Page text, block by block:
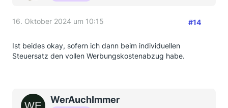
16. Oktober 2024 um 10:15 #14
Ist beides okay, sofern ich dann beim individuellen
Steuersatz den vollen Werbungskostenabzug habe.
WerAuchImmer